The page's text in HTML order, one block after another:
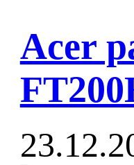
Acer